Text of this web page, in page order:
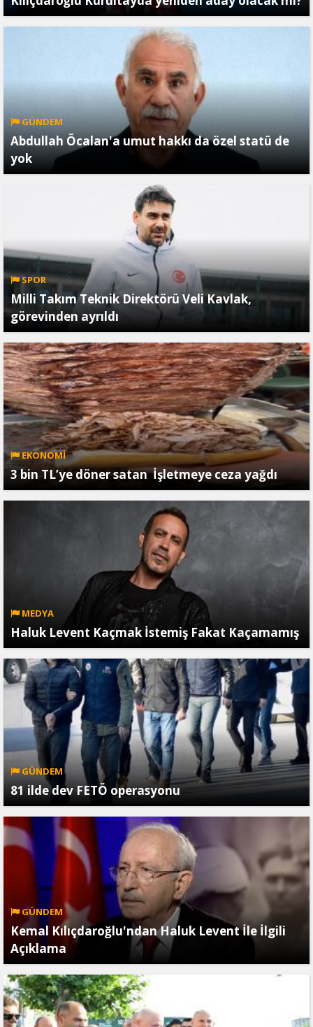
GÜNDEM
Abdullah Öcalan'a umut hakkı da özel statü de
yok
SPOR
Milli Takım Teknik Direktörü Veli Kavlak,
görevinden ayrıldı
EKONOMİ
3 bin TL’ye döner satan İşletmeye ceza yağdı
MEDYA
Haluk Levent Kaçmak İstemiş Fakat Kaçamamış
GÜNDEM
81 ilde dev FETÖ operasyonu
GÜNDEM
Kemal Kılıçdaroğlu'ndan Haluk Levent İle İlgili
Açıklama